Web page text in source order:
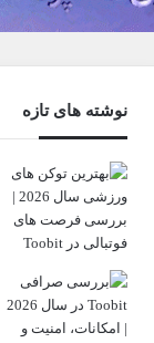
نوشته های تازه